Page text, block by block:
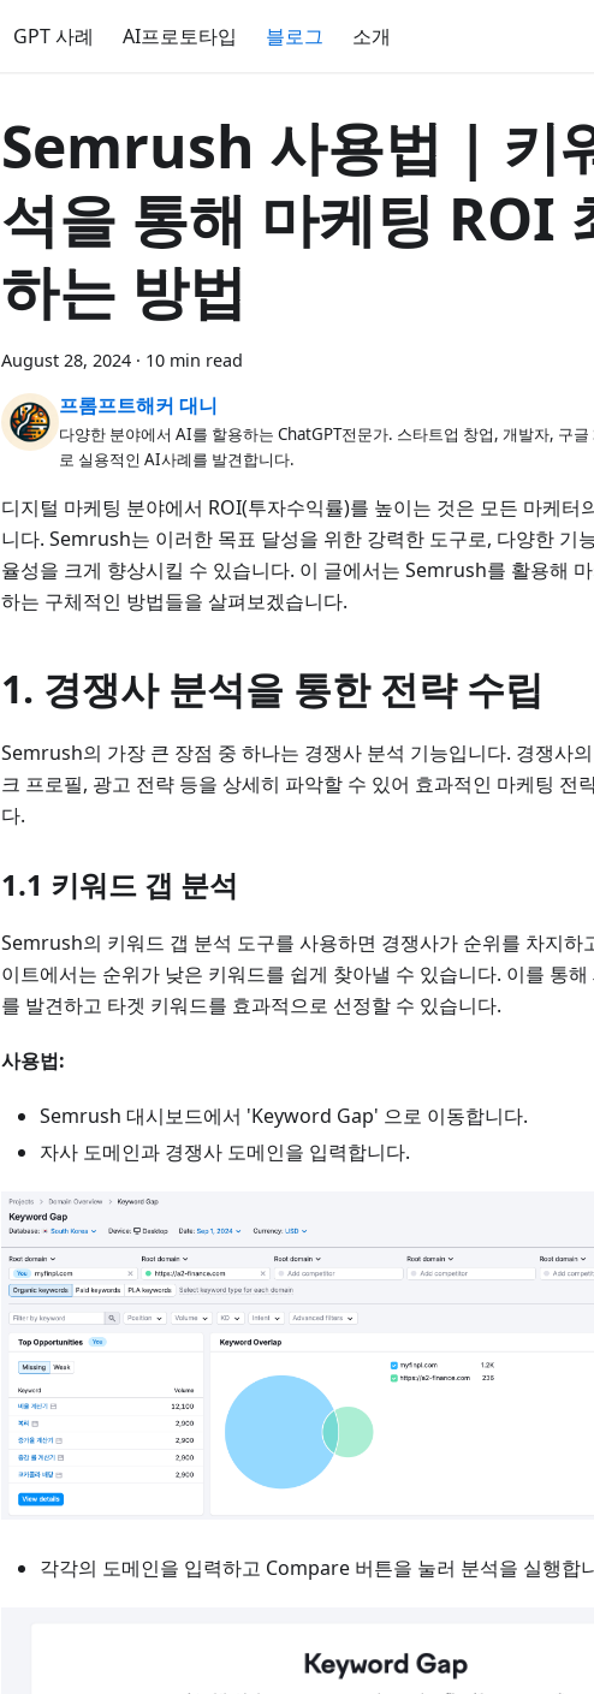
GPT 사례 AI프로토타입 블로그 소개
Semrush 사용법 | 키
석을 통해 마케팅 ROI
하는 방법
August 28, 2024 · 10 min read
프롬프트해커 대니
다양한 분야에서 AI를 할용하는 ChatGPT전문가. 스타트업 창업, 개발자, 구글
로 실용적인 AI사례를 발견합니다.
디지털 마케팅 분야에서 ROI(투자수익률)를 높이는 것은 모든 마케터
니다. Semrush는 이러한 목표 달성을 위한 강력한 도구로, 다양한 기
율성을 크게 향상시킬 수 있습니다. 이 글에서는 Semrush를 활용해
하는 구체적인 방법들을 살펴보겠습니다.
1. 경쟁사 분석을 통한 전략 수립
Semrush의 가장 큰 장점 중 하나는 경쟁사 분석 기능입니다. 경쟁사
크 프로필, 광고 전략 등을 상세히 파악할 수 있어 효과적인 마케팅 전
다.
1.1 키워드 갭 분석
Semrush의 키워드 갭 분석 도구를 사용하면 경쟁사가 순위를 차지하
이트에서는 순위가 낮은 키워드를 쉽게 찾아낼 수 있습니다. 이를 통
를 발견하고 타겟 키워드를 효과적으로 선정할 수 있습니다.
사용법:
Semrush 대시보드에서 'Keyword Gap' 으로 이동합니다.
자사 도메인과 경쟁사 도메인을 입력합니다.
각각의 도메인을 입력하고 Compare 버튼을 눌러 분석을 실행합